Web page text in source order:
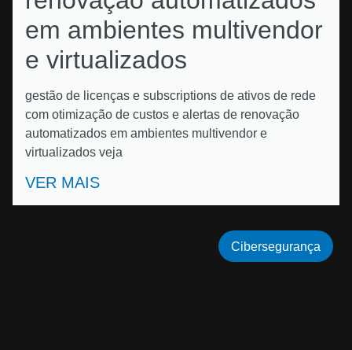
em ambientes multivendor
e virtualizados
gestão de licenças e subscriptions de ativos de rede
com otimização de custos e alertas de renovação
automatizados em ambientes multivendor e
virtualizados veja
VER MAIS
Cibersegurança